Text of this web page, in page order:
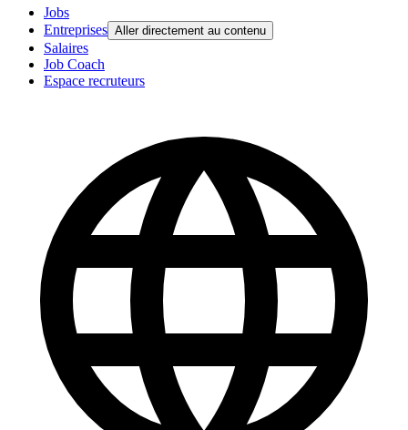
Jobs
Entreprises Aller directement au contenu
Salaires
Job Coach
Espace recruteurs